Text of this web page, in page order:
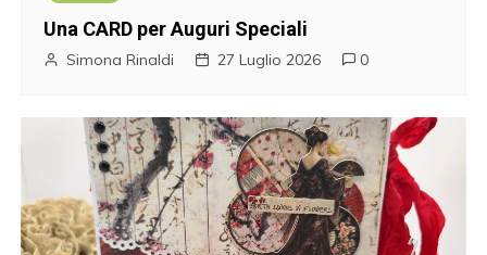
Una CARD per Auguri Speciali
Simona Rinaldi 27 Luglio 2026 0